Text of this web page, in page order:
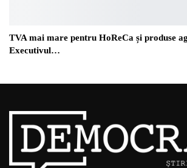
TVA mai mare pentru HoReCa și produse
Executivul…